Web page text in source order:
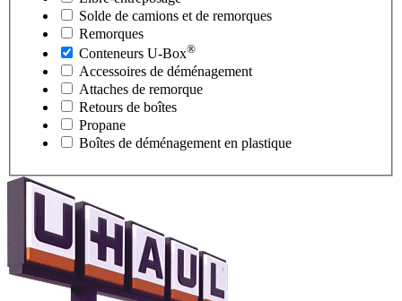
Solde de camions et de remorques
Remorques
Conteneurs U-Box®
Accessoires de déménagement
Attaches de remorque
Retours de boîtes
Propane
Boîtes de déménagement en plastique